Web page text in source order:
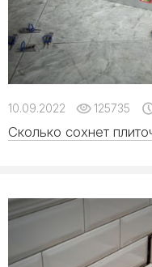
10.09.2022 125735
Сколько сохнет